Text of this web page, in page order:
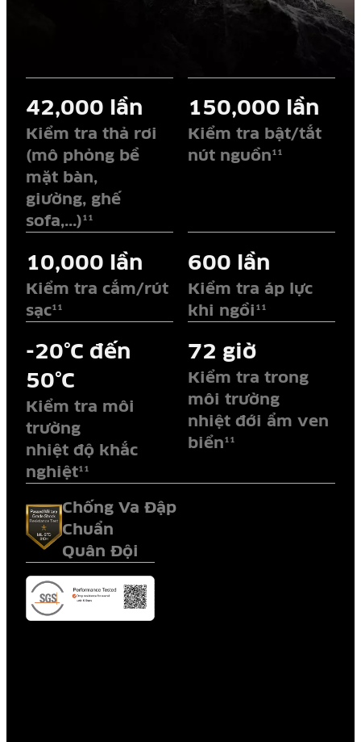
42,000 lần
Kiểm tra thả rơi
(mô phỏng bề
mặt bàn,
giường, ghế
sofa,...)11
150,000 lần
Kiểm tra bật/tắt
nút nguồn11
10,000 lần
Kiểm tra cắm/rút
sạc11
600 lần
Kiểm tra áp lực
khi ngồi 11
-20°C đến
50°C
Kiểm tra môi
trường
nhiệt độ khắc
nghiệt11
72 giờ
Kiểm tra trong
môi trường
nhiệt đới ẩm ven
biển11
Chống Va Đập
Chuẩn
Quân Đội